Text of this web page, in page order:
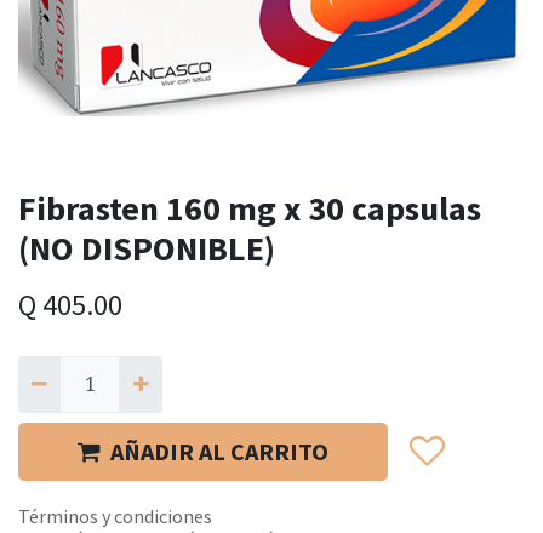
Fibrasten 160 mg x 30 capsulas
(NO DISPONIBLE)
Q 405.00
AÑADIR AL CARRITO
Términos y condiciones